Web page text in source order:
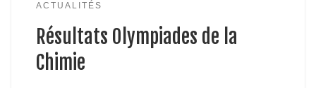
ACTUALITÉS
Résultats Olympiades de la
Chimie